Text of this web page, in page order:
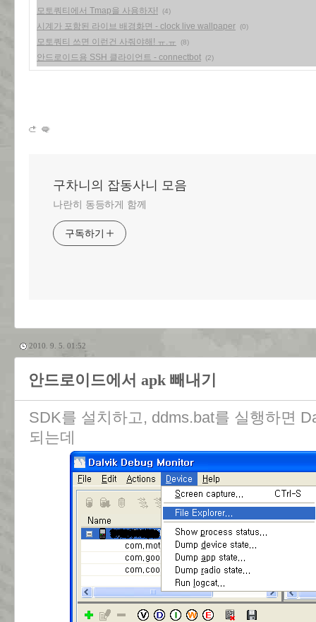
모토쿼티에서 Tmap을 사용하자! (4)
시계가 포함된 라이브 배경화면 - clock live wallpaper (0)
모토쿼티 쓰면 이런건 사줘야해! ㅠ.ㅠ (8)
안드로이드용 SSH 클라이언트 - connectbot (2)
구차니의 잡동사니 모음
나란히 동등하게 함께
구독하기
2010. 9. 5. 01:52
안드로이드에서 apk 빼내기
SDK를 설치하고, ddms.bat를 실행하면
되는데